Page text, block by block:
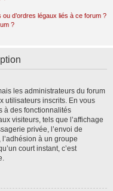
d’ordres légaux liés à ce forum ?
?
les administrateurs du forum
utilisateurs inscrits. En vous
à des fonctionnalités
visiteurs, tels que l’affichage
privée, l’envoi de
à un groupe
court instant, c’est